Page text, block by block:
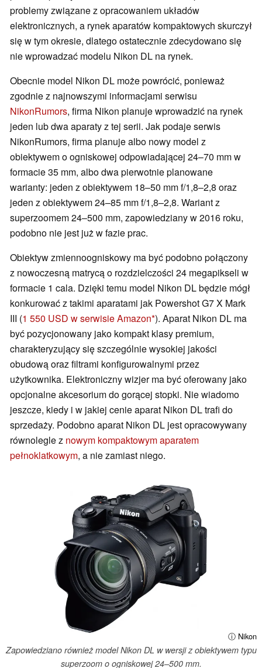
problemy związane z opracowaniem układów
elektronicznych, a rynek aparatów kompaktowych skurczył
się w tym okresie, dlatego ostatecznie zdecydowano się
nie wprowadzać modelu Nikon DL na rynek.
Obecnie model Nikon DL może powrócić, ponieważ
zgodnie z najnowszymi informacjami serwisu
NikonRumors, firma Nikon planuje wprowadzić na rynek
jeden lub dwa aparaty z tej serii. Jak podaje serwis
NikonRumors, firma planuje albo nowy model z
obiektywem o ogniskowej odpowiadającej 24–70 mm w
formacie 35 mm, albo dwa pierwotnie planowane
warianty: jeden z obiektywem 18–50 mm f/1,8–2,8 oraz
jeden z obiektywem 24–85 mm f/1,8–2,8. Wariant z
superzoomem 24–500 mm, zapowiedziany w 2016 roku,
podobno nie jest już w fazie prac.
Obiektyw zmiennoogniskowy ma być podobno połączony
z nowoczesną matrycą o rozdzielczości 24 megapikseli w
formacie 1 cala. Dzięki temu model Nikon DL będzie mógł
konkurować z takimi aparatami jak Powershot G7 X Mark
III (1 550 USD w serwisie Amazon ). Aparat Nikon DL ma
być pozycjonowany jako kompakt klasy premium,
charakteryzujący się szczególnie wysokiej jakości
obudową oraz filtrami konfigurowalnymi przez
użytkownika. Elektroniczny wizjer ma być oferowany jako
opcjonalne akcesorium do gorącej stopki. Nie wiadomo
jeszcze, kiedy i w jakiej cenie aparat Nikon DL trafi do
sprzedaży. Podobno aparat Nikon DL jest opracowywany
równolegle z nowym kompaktowym aparatem
pełnoklatkowym, a nie zamiast niego.
ⓘ Nikon
Zapowiedziano również model Nikon DL w wersji z obiektywem typu
superzoom o ogniskowej 24–500 mm.